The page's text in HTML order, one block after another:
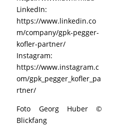
LinkedIn:
https://www.linkedin.co
m/company/gpk-pegger-
kofler-partner/
Instagram:
https://www.instagram.c
om/gpk_pegger_kofler_pa
rtner/
Foto Georg Huber ©
Blickfang